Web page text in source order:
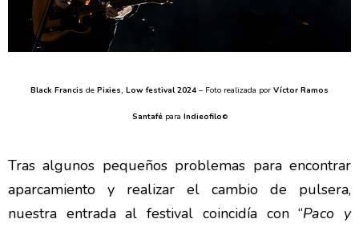
Black Francis de Pixies, Low festival 2024 – Foto realizada por Víctor Ramos
Santafépara Indieofilo©
Tras algunos pequeños problemas para encontrar
aparcamiento y realizar el cambio de pulsera,
nuestra entrada al festival coincidía con “Paco y